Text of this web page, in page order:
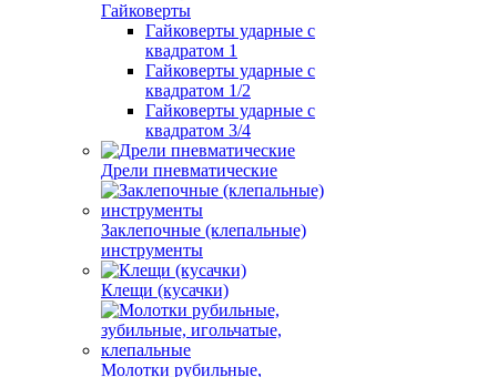
Гайковерты
Гайковерты ударные с
квадратом 1
Гайковерты ударные с
квадратом 1/2
Гайковерты ударные с
квадратом 3/4
Дрели пневматические
Заклепочные (клепальные)
инструменты
Клещи (кусачки)
Молотки рубильные,